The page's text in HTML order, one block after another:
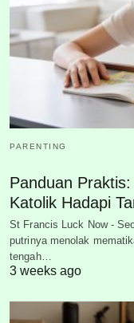
PARENTING
Panduan
Katolik Hadapi
St Francis Luck Now -
putrinya menolak
tengah…
3 weeks ago